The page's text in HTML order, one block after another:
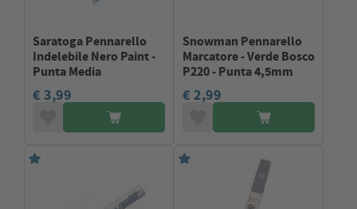
Saratoga Pennarello
Indelebile Nero Paint -
Punta Media
€ 3,99
Snowman Pennarello
Marcatore - Verde Bosco
P220 - Punta 4,5mm
€ 2,99